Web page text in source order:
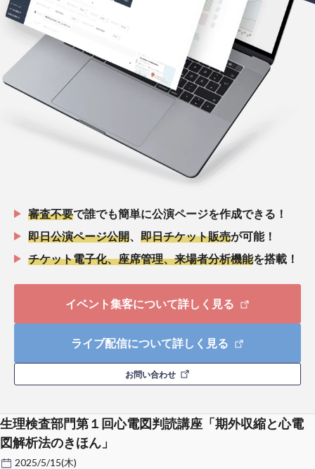
審査不要で誰でも簡単に公演ページを作成できる！
即日公演ページ公開
即日チケット販売が可能！
チケット電子化、座席管理、来場者分析機能を搭載！
イベント集客について詳しく見る
ライブ配信について詳しく見る
お問い合わせ
生理検査部門第１回心電図判読講座「期外収縮と心電
図解析法のきほん」
2025/5/15(木)